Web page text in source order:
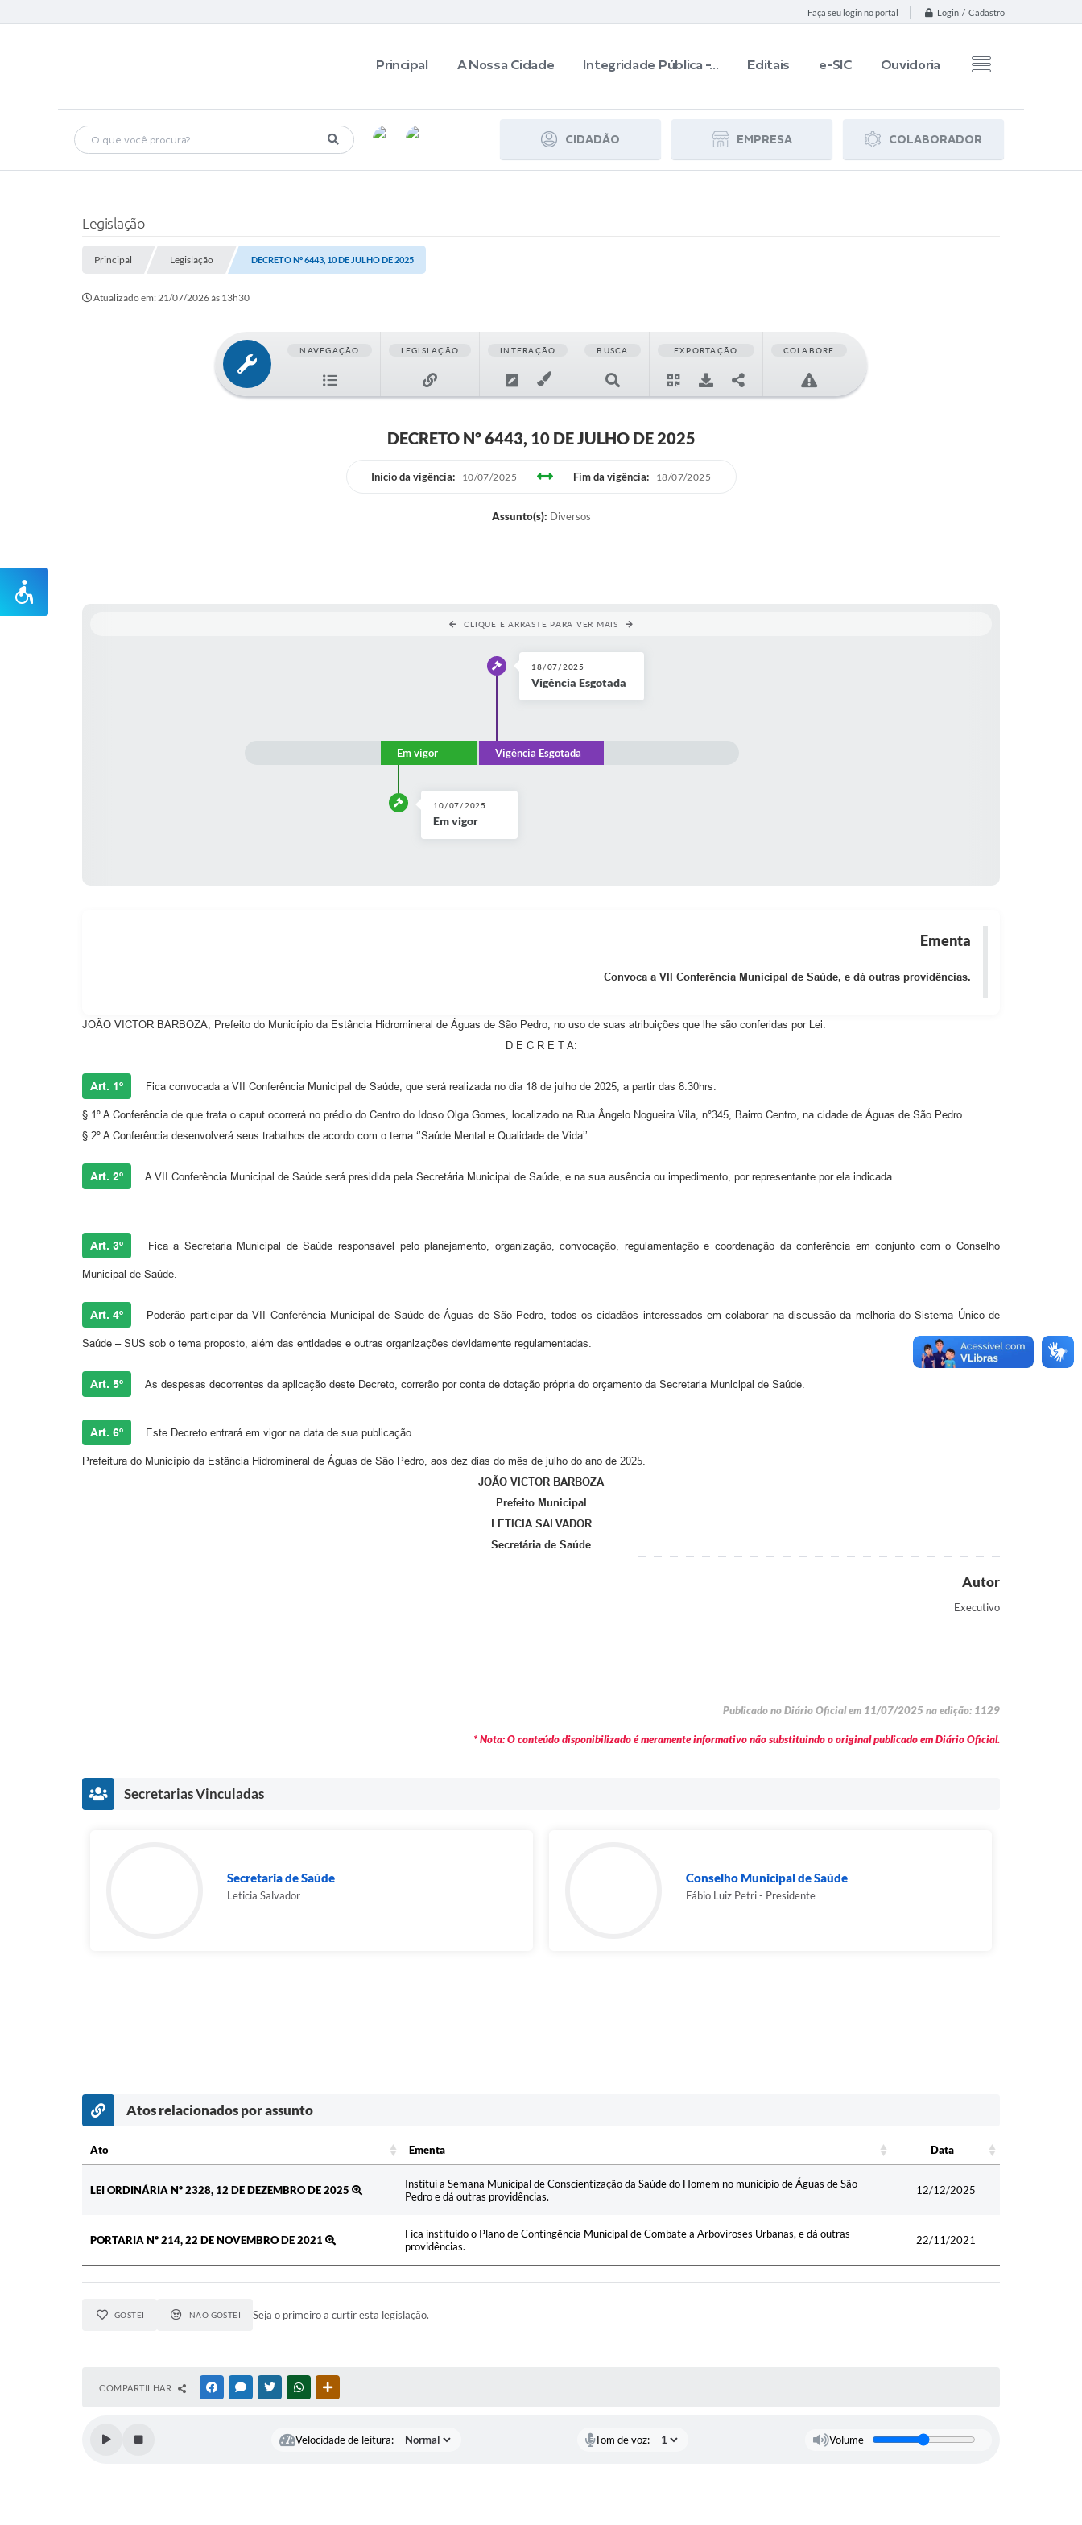
Faça seu login no portal Login / Cadastro
Principal A Nossa Cidade Integridade Pública -... Editais e-SIC Ouvidoria
CIDADÃO EMPRESA COLABORADOR
Legislação
Principal Legislação DECRETO Nº 6443, 10 DE JULHO DE 2025
Atualizado em: 21/07/2026 às 13h30
NAVEGAÇÃO LEGISLAÇÃO INTERAÇÃO BUSCA EXPORTAÇÃO COLABORE
DECRETO Nº 6443, 10 DE JULHO DE 2025
Início da vigência: 10/07/2025 Fim da vigência: 18/07/2025
Assunto(s): Diversos
CLIQUE E ARRASTE PARA VER MAIS
Em vigor
10/07/2025
Em vigor
Vigência Esgotada
18/07/2025
Vigência Esgotada
Ementa
Convoca a VII Conferência Municipal de Saúde, e dá outras providências.
JOÃO VICTOR BARBOZA, Prefeito do Município da Estância Hidromineral de Águas de São Pedro, no uso de suas atribuições que lhe são conferidas por Lei.
D E C R E T A:
Art. 1º Fica convocada a VII Conferência Municipal de Saúde, que será realizada no dia 18 de julho de 2025, a partir das 8:30hrs.
§ 1º A Conferência de que trata o caput ocorrerá no prédio do Centro do Idoso Olga Gomes, localizado na Rua Ângelo Nogueira Vila, n°345, Bairro Centro, na cidade de Águas de São Pedro.
§ 2º A Conferência desenvolverá seus trabalhos de acordo com o tema ‘’Saúde Mental e Qualidade de Vida’’.
Art. 2º A VII Conferência Municipal de Saúde será presidida pela Secretária Municipal de Saúde, e na sua ausência ou impedimento, por representante por ela indicada.
Art. 3º Fica a Secretaria Municipal de Saúde responsável pelo planejamento, organização, convocação, regulamentação e coordenação da conferência em conjunto com o Conselho
Municipal de Saúde.
Art. 4º Poderão participar da VII Conferência Municipal de Saúde de Águas de São Pedro, todos os cidadãos interessados em colaborar na discussão da melhoria do Sistema Único de
Saúde – SUS sob o tema proposto, além das entidades e outras organizações devidamente regulamentadas.
Art. 5º As despesas decorrentes da aplicação deste Decreto, correrão por conta de dotação própria do orçamento da Secretaria Municipal de Saúde.
Art. 6º Este Decreto entrará em vigor na data de sua publicação.
Prefeitura do Município da Estância Hidromineral de Águas de São Pedro, aos dez dias do mês de julho do ano de 2025.
JOÃO VICTOR BARBOZA
Prefeito Municipal
LETICIA SALVADOR
Secretária de Saúde
Autor
Executivo
Publicado no Diário Oficial em 11/07/2025 na edição: 1129
* Nota: O conteúdo disponibilizado é meramente informativo não substituindo o original publicado em Diário Oficial.
Secretarias Vinculadas
Secretaria de Saúde
Leticia Salvador
Conselho Municipal de Saúde
Fábio Luiz Petri - Presidente
Atos relacionados por assunto
Ato Ementa
Data
LEI ORDINÁRIA Nº 2328, 12 DE DEZEMBRO DE 2025
Institui a Semana Municipal de Conscientização da Saúde do Homem no município de Águas de São
Pedro e dá outras providências.
12/12/2025
PORTARIA Nº 214, 22 DE NOVEMBRO DE 2021
Fica instituído o Plano de Contingência Municipal de Combate a Arboviroses Urbanas, e dá outras
providências.
22/11/2021
GOSTEI NÃO GOSTEI Seja o primeiro a curtir esta legislação.
COMPARTILHAR FACEBOOKMESSENGER
TWITTERWHATSAPP
Velocidade de leitura: Tom de voz: Volume